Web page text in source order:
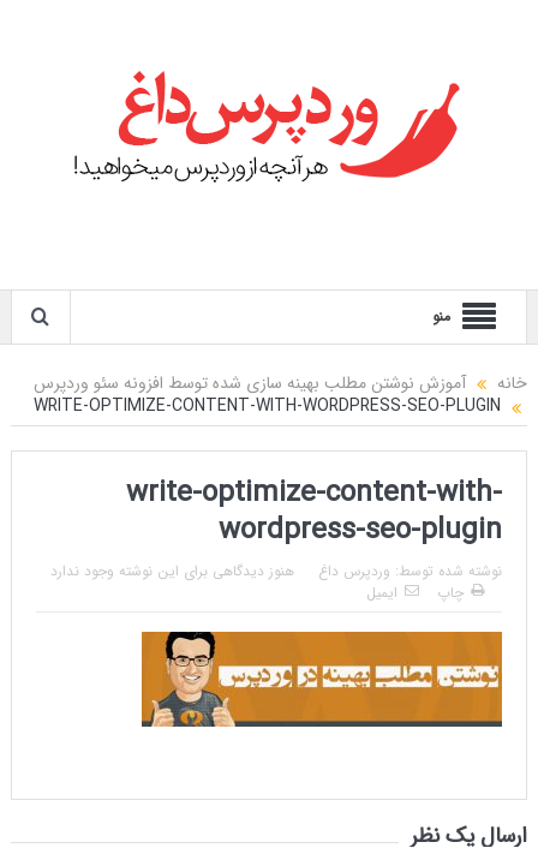
منو
خانه
آموزش نوشتن مطلب بهینه سازی شده توسط افزونه سئو وردپرس
WRITE-OPTIMIZE-CONTENT-WITH-WORDPRESS-SEO-PLUGIN
write-optimize-content-with-
wordpress-seo-plugin
نوشته شده توسط: وردپرس داغ
هنوز دیدگاهی برای این نوشته وجود ندارد
چاپ
ایمیل
ارسال یک نظر